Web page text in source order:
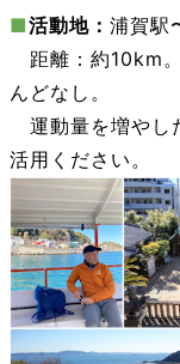
■活動地： 浦賀駅
距離：約10km
んどなし。
運動量を増やし
活用ください。